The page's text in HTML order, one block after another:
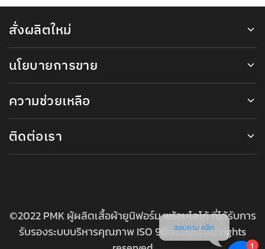
สั่งผลิตใหม่
นโยบายการขาย
ความช่วยเหลือ
ติดต่อเรา
©2022 PMK ผู้ผลิตเสื้อผ้ายูนิฟอร์ม พร้อมโลโก้ ที่ได้รับการ
รับรองระบบบริหารคุณภาพ ISO 9001:2015 All rights
1
สอบถาม คลิก